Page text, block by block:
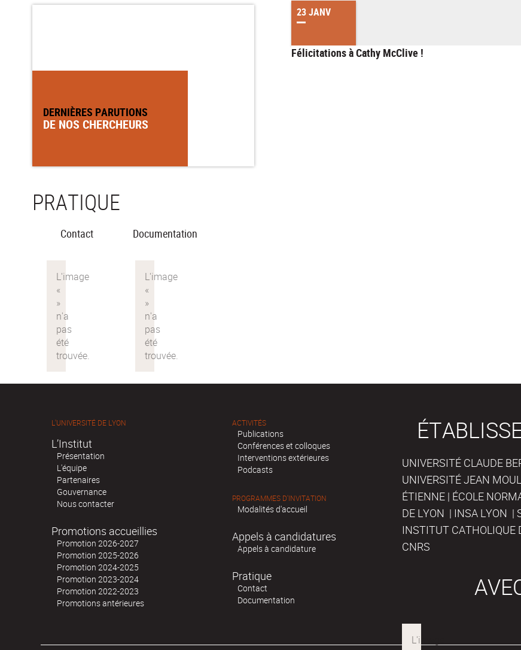
23 JANV
Félicitations à Cathy McClive !
DERNIÈRES PARUTIONS
DE NOS CHERCHEURS
PRATIQUE
Contact Documentation
L'UNIVERSITÉ DE LYON
L’Institut
Présentation
L'équipe
Partenaires
Gouvernance
Nous contacter
Promotions accueillies
Promotion 2026-2027
Promotion 2025-2026
Promotion 2024-2025
Promotion 2023-2024
Promotion 2022-2023
Promotions antérieures
ACTIVITÉS
Publications
Conférences et colloques
Interventions extérieures
Podcasts
PROGRAMMES D'INVITATION
Modalités d'accueil
Appels à candidatures
Appels à candidature
Pratique
Contact
Documentation
UNIVERSITÉ CLAUDE
UNIVERSITÉ JEAN
ÉTIENNE | ÉCOLE
DE LYON | INSA LYON |
INSTITUT CATHOLIQUE
CNRS